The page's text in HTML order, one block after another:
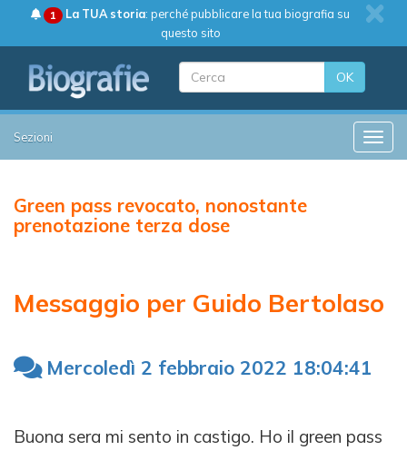
1 La TUA storia: perché pubblicare la tua biografia su
questo sito
OK
Sezioni
Green pass revocato, nonostante
prenotazione terza dose
Messaggio per Guido Bertolaso
Mercoledì 2 febbraio 2022 18:04:41
Buona sera mi sento in castigo. Ho il green pass